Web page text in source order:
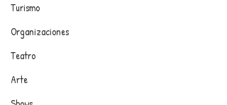
ANUNCIATE CON NOSOTROS
PARA MÁS INFORMACIÓN:
dinamicaseltrendytop@gmail.com
Turismo
Organizaciones
Teatro
Arte